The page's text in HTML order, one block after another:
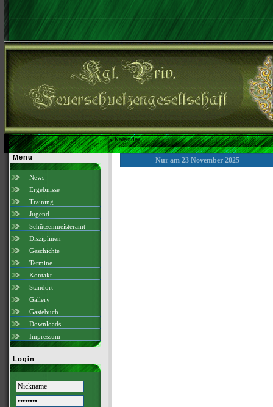
»Kalender
Menü
News
Ergebnisse
Training
Jugend
Schützenmeisteramt
Disziplinen
Geschichte
Termine
Kontakt
Standort
Gallery
Gästebuch
Downloads
Impressum
Login
Nur am 23 November 2025